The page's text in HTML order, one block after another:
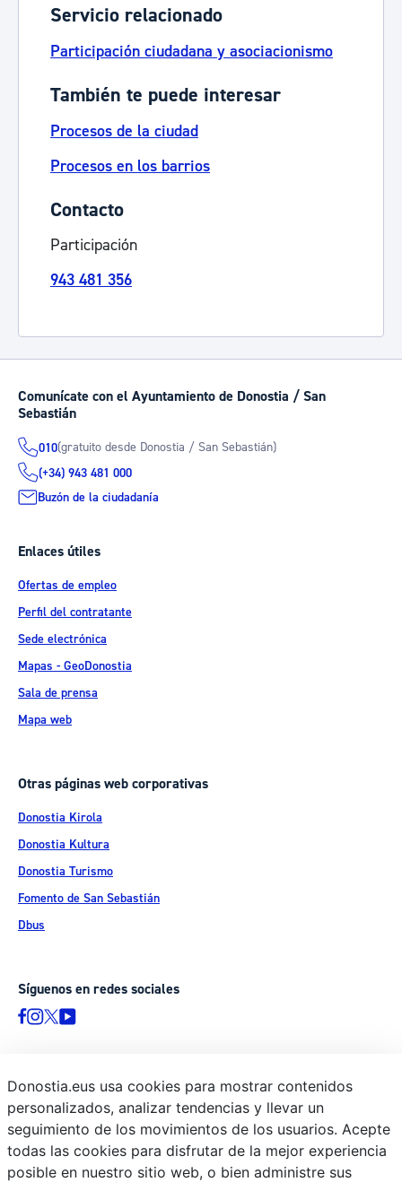
Servicio relacionado
Participación ciudadana y asociacionismo
También te puede interesar
Procesos de la ciudad
Procesos en los barrios
Contacto
Participación
943 481 356
Comunícate con el Ayuntamiento de Donostia / San
Sebastián
010(gratuito desde Donostia / San Sebastián)
(+34) 943 481 000
Buzón de la ciudadanía
Enlaces útiles
Ofertas de empleo
Perfil del contratante
Sede electrónica
Mapas - GeoDonostia
Sala de prensa
Mapa web
Otras páginas web corporativas
Donostia Kirola
Donostia Kultura
Donostia Turismo
Fomento de San Sebastián
Dbus
Síguenos en redes sociales
© Donostiako Udala - Ayuntamiento de Donostia / San Sebastián
Ijentea 1, 20003 Donostia / San Sebastián
Aviso legal
Política de privacidad
Donostia.eus usa cookies para mostrar contenidos
personalizados, analizar tendencias y llevar un
seguimiento de los movimientos de los usuarios. Acepte
todas las cookies para disfrutar de la mejor experiencia
posible en nuestro sitio web, o bien administre sus